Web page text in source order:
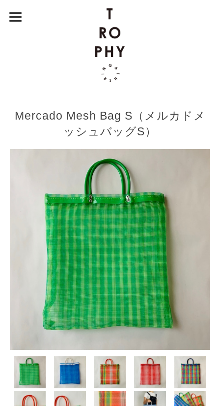
Mercado Mesh Bag S（メルカドメ
ッシュバッグS）